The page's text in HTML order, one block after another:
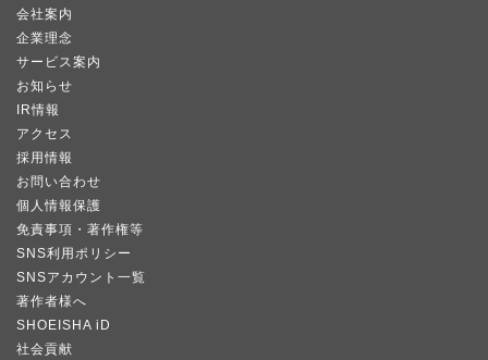
会社案内
企業理念
サービス案内
お知らせ
IR情報
アクセス
採用情報
お問い合わせ
個人情報保護
免責事項・著作権等
SNS利用ポリシー
SNSアカウント一覧
著作者様へ
SHOEISHA iD
社会貢献